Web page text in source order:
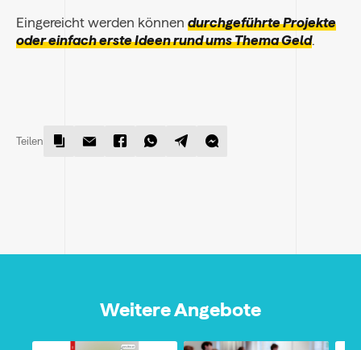
Eingereicht werden können durchgeführte Projekte
oder einfach erste Ideen rund ums Thema Geld.
Teilen
Weitere Angebote